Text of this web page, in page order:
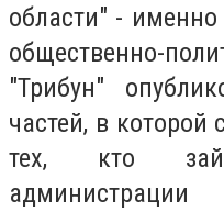
области" -
общественно-
"Трибун"
частей, в которой
тех, кто